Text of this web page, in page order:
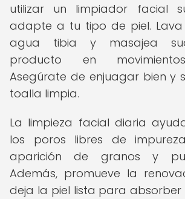
utilizar un limpiador facial
adapte a tu tipo de piel.
agua tibia y masajea
producto en
Asegúrate de enjuagar bien y
toalla limpia.
La limpieza facial diaria
los poros libres de
aparición de granos y
Además, promueve la
deja la piel lista para